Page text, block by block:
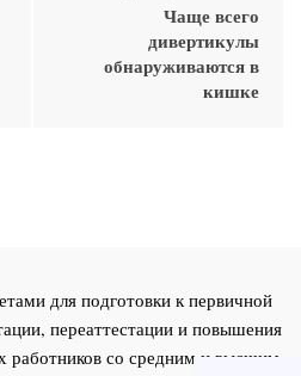
Чаще всего
дивертикулы
обнаруживаются в
кишке
для подготовки к первичной
переаттестации и повышения
работников со средним и высшим